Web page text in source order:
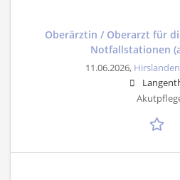
Oberärztin / Oberarzt für
Notfallstationen
11.06.2026,